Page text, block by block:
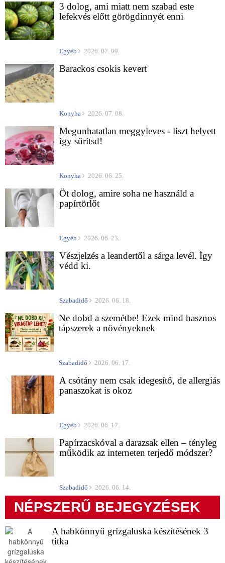
3 dolog, ami miatt nem szabad este
lefekvés előtt görögdinnyét enni
Egyéb 2026. 07. 09.
Barackos csokis kevert
Konyha 2026. 07. 08.
Megunhatatlan meggyleves - liszt helyett
így sűrítsd!
Konyha 2026. 06. 25.
Öt dolog, amire soha ne használd a
papírtörlőt
Egyéb 2026. 06. 23.
Vészjelzés a leandertől a sárga levél. Így
védd ki.
Szabadidő 2026. 06. 18.
Ne dobd a szemétbe! Ezek mind hasznos
tápszerek a növényeknek
Szabadidő 2026. 06. 17.
A csótány nem csak idegesítő, de allergiás
panaszokat is okoz
Egyéb 2026. 06. 17.
Papírzacskóval a darazsak ellen – tényleg
működik az interneten terjedő módszer?
Szabadidő 2026. 06. 14.
NÉPSZERŰ BEJEGYZÉSEK
A habkönnyű grízgaluska készítésének 3
titka